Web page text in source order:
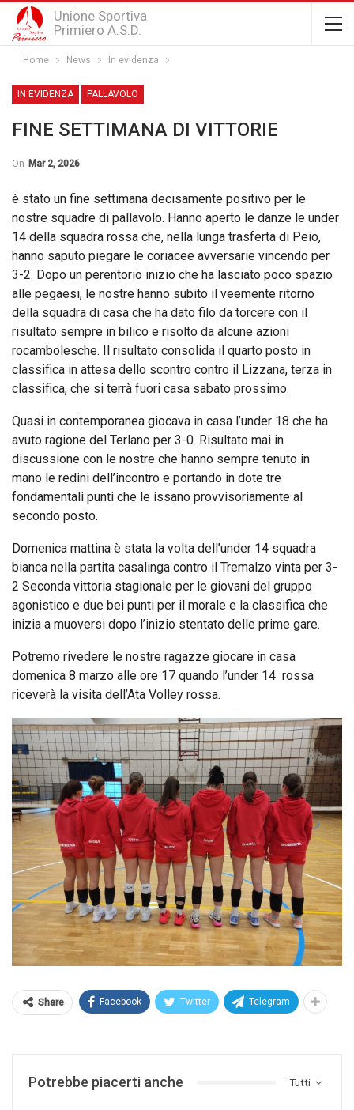
Unione Sportiva
Primiero A.S.D.
Home News In evidenza
IN EVIDENZA PALLAVOLO
FINE SETTIMANA DI VITTORIE
On Mar 2, 2026
è stato un fine settimana decisamente positivo per le
nostre squadre di pallavolo. Hanno aperto le danze le under
14 della squadra rossa che, nella lunga trasferta di Peio,
hanno saputo piegare le coriacee avversarie vincendo per
3-2. Dopo un perentorio inizio che ha lasciato poco spazio
alle pegaesi, le nostre hanno subito il veemente ritorno
della squadra di casa che ha dato filo da torcere con il
risultato sempre in bilico e risolto da alcune azioni
rocambolesche. Il risultato consolida il quarto posto in
classifica in attesa dello scontro contro il Lizzana, terza in
classifica, che si terrà fuori casa sabato prossimo.
Quasi in contemporanea giocava in casa l’under 18 che ha
avuto ragione del Terlano per 3-0. Risultato mai in
discussione con le nostre che hanno sempre tenuto in
mano le redini dell’incontro e portando in dote tre
fondamentali punti che le issano provvisoriamente al
secondo posto.
Domenica mattina è stata la volta dell’under 14 squadra
bianca nella partita casalinga contro il Tremalzo vinta per 3-
2 Seconda vittoria stagionale per le giovani del gruppo
agonistico e due bei punti per il morale e la classifica che
inizia a muoversi dopo l’inizio stentato delle prime gare.
Potremo rivedere le nostre ragazze giocare in casa
domenica 8 marzo alle ore 17 quando l’under 14 rossa
riceverà la visita dell’Ata Volley rossa.
Share Facebook Twitter Telegram
Tutti
Potrebbe piacerti anche